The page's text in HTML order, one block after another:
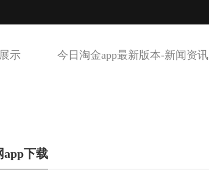
示 今日淘金app最新版本-新闻资讯
app下载